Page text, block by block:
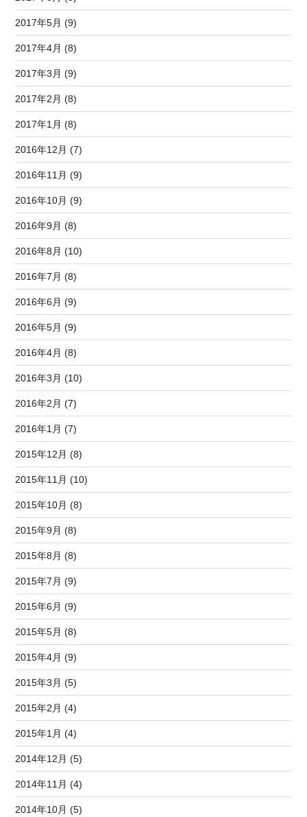
2017年5月 (9)
2017年4月 (8)
2017年3月 (9)
2017年2月 (8)
2017年1月 (8)
2016年12月 (7)
2016年11月 (9)
2016年10月 (9)
2016年9月 (8)
2016年8月 (10)
2016年7月 (8)
2016年6月 (9)
2016年5月 (9)
2016年4月 (8)
2016年3月 (10)
2016年2月 (7)
2016年1月 (7)
2015年12月 (8)
2015年11月 (10)
2015年10月 (8)
2015年9月 (8)
2015年8月 (8)
2015年7月 (9)
2015年6月 (9)
2015年5月 (8)
2015年4月 (9)
2015年3月 (5)
2015年2月 (4)
2015年1月 (4)
2014年12月 (5)
2014年11月 (4)
2014年10月 (5)